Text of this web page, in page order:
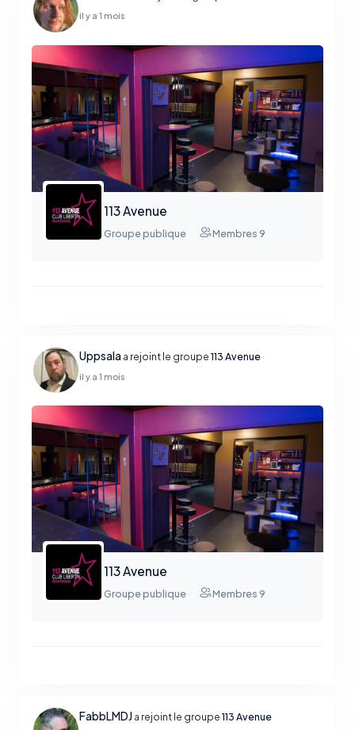
il y a 1 mois
113 Avenue
Groupe publique Membres 9
Uppsalaa rejoint le groupe113 Avenue
il y a 1 mois
113 Avenue
Groupe publique Membres 9
FabbLMDJa rejoint le groupe113 Avenue